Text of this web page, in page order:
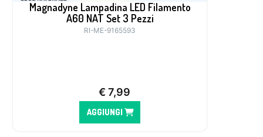
Magnadyne Lampadina LED Filamento
A60 NAT Set 3 Pezzi
RI-ME-9165593
€ 7,99
AGGIUNGI